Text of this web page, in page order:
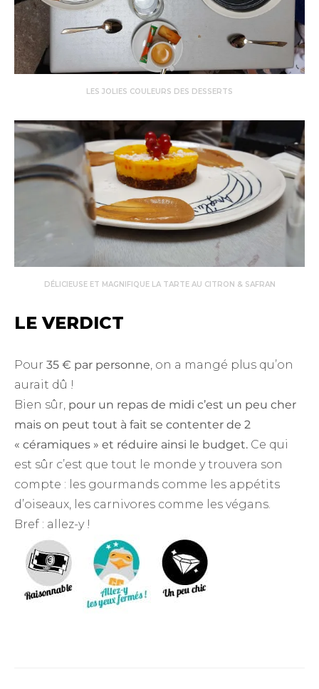
LES JOLIES COULEURS DES DESSERTS
DÉLICIEUSE ET MAGNIFIQUE LA TARTE AU CITRON & SAFRAN
LE VERDICT
Pour 35 € par personne, on a mangé plus qu’on
aurait dû !
Bien sûr, pour un repas de midi c’est un peu cher
mais on peut tout à fait se contenter de 2
« céramiques » et réduire ainsi le budget. Ce qui
est sûr c’est que tout le monde y trouvera son
compte : les gourmands comme les appétits
d’oiseaux, les carnivores comme les végans.
Bref : allez-y !